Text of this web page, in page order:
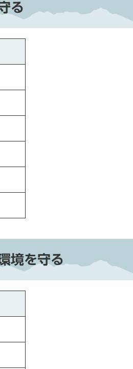
る
境を守る